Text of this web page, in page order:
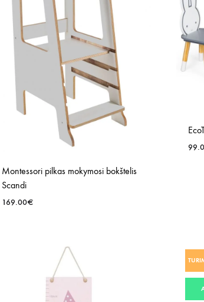
Montessori pilkas mokymosi bokštelis
Scandi
169.00€